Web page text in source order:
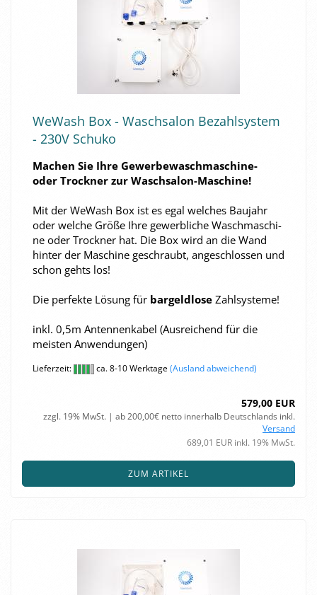
We­Wash Box - Wasch­sa­lon Be­zahl­sys­tem
- 230V Schu­ko
Ma­chen Sie Ihre Gewerbewaschmaschine-​
oder Trock­ner zur Waschsalon-​Maschine!
Mit der We­Wash Box ist es egal wel­ches Bau­jahr
oder wel­che Größe Ihre ge­werb­li­che Wasch­ma­schi­
ne oder Trock­ner hat. Die Box wird an die Wand
hin­ter der Ma­schi­ne ge­schraubt, an­ge­schlos­sen und
schon gehts los!
Die per­fek­te Lö­sung für bar­geld­lo­se Zahl­sys­te­me!
inkl. 0,5m An­ten­nen­ka­bel (Aus­rei­chend für die
meis­ten An­wen­dun­gen)
Lieferzeit: ca. 8-10 Werktage(Ausland abweichend)
579,00 EUR
zzgl. 19% MwSt. | ab 200,00€ netto innerhalb Deutschlands inkl.
Versand
689,01 EUR inkl. 19% MwSt.
ZUM ARTIKEL